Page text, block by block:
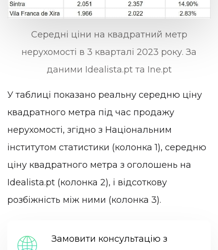
Середні ціни на квадратний метр
нерухомості в 3 кварталі 2023 року. За
даними Idealista.pt та Ine.pt
У таблиці показано реальну середню ціну
квадратного метра під час продажу
нерухомості, згідно з Національним
інститутом статистики (колонка 1), середню
ціну квадратного метра з оголошень на
Idealista.pt (колонка 2), і відсоткову
розбіжність між ними (колонка 3).
Замовити консультацію з